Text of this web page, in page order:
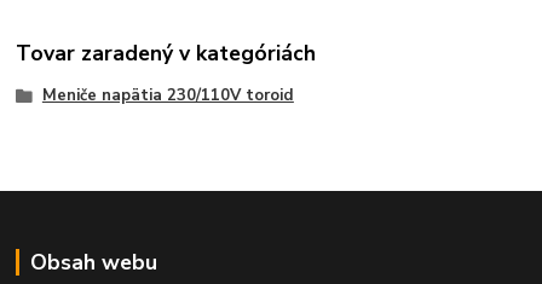
Tovar zaradený v kategóriách
Meniče napätia 230/110V toroid
Obsah webu